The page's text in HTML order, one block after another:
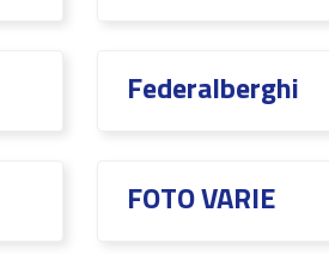
Federalberghi
FOTO VARIE